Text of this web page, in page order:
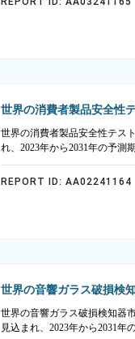
世界の消費者製品安全性
世界の消費者製品安全性テス
れ、2023年から2031年の予測
REPORT ID:
世界の音響ガラス破損検
世界の音響ガラス破損検知器
見込まれ、2023年から2031年